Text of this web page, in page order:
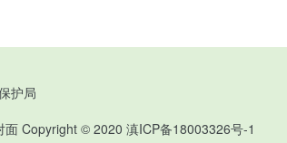
护局
面 Copyright © 2020 滇ICP备18003326号-1